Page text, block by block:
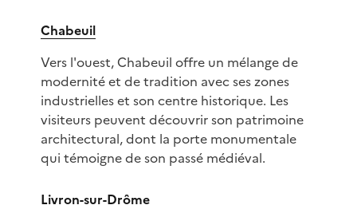
Chabeuil
Vers l'ouest, Chabeuil offre un mélange de
modernité et de tradition avec ses zones
industrielles et son centre historique. Les
visiteurs peuvent découvrir son patrimoine
architectural, dont la porte monumentale
qui témoigne de son passé médiéval.
Livron-sur-Drôme